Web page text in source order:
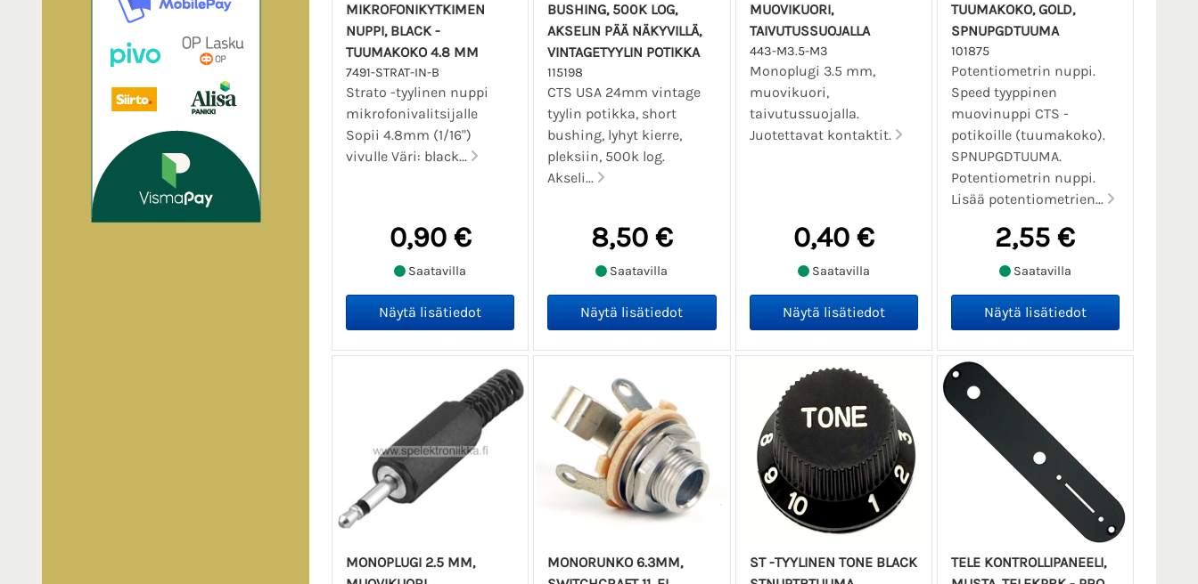
MIKROFONIKYTKIMEN
NUPPI, BLACK -
TUUMAKOKO 4.8 MM
7491-STRAT-IN-B
Strato -tyylinen nuppi
mikrofonivalitsijalle
Sopii 4.8mm (1/16")
vivulle Väri: black...
0,90 €
Saatavilla
BUSHING, 500K LOG,
AKSELIN PÄÄ NÄKYVILLÄ,
VINTAGETYYLIN POTIKKA
115198
CTS USA 24mm vintage
tyylin potikka, short
bushing, lyhyt kierre,
pleksiin, 500k log.
Akseli...
8,50 €
Saatavilla
MUOVIKUORI,
TAIVUTUSSUOJALLA
443-M3.5-M3
Monoplugi 3.5 mm,
muovikuori,
taivutussuojalla.
Juotettavat kontaktit.
0,40 €
Saatavilla
TUUMAKOKO, GOLD,
SPNUPGDTUUMA
101875
Potentiometrin nuppi.
Speed tyyppinen
muovinuppi CTS -
potikoille (tuumakoko).
SPNUPGDTUUMA.
Potentiometrin nuppi.
Lisää potentiometrien...
2,55 €
Saatavilla
MONOPLUGI 2.5 MM,
MONORUNKO 6.3MM,
ST -TYYLINEN TONE BLACK
TELE KONTROLLIPANEELI,